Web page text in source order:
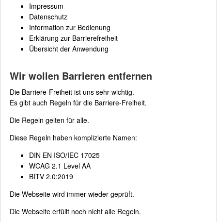
Impressum
Datenschutz
Information zur Bedienung
Erklärung zur Barrierefreiheit
Übersicht der Anwendung
Wir wollen Barrieren entfernen
Die Barriere-Freiheit ist uns sehr wichtig.
Es gibt auch Regeln für die Barriere-Freiheit.
Die Regeln gelten für alle.
Diese Regeln haben komplizierte Namen:
DIN EN ISO/IEC 17025
WCAG 2.1 Level AA
BITV 2.0:2019
Die Webseite wird immer wieder geprüft.
Die Webseite erfüllt noch nicht alle Regeln.